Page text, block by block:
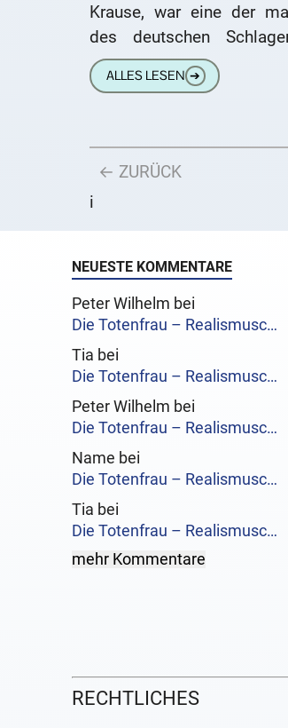
Krause, war eine der
des deutschen
Bundesrepublik
seine Karriere
ALLES LESEN ➔
← ZURÜCK
i
NEUESTE KOMMENTARE
Peter Wilhelm bei
Die Totenfrau – Realismusc…
Tia bei
Die Totenfrau – Realismusc…
Peter Wilhelm bei
Die Totenfrau – Realismusc…
Name bei
Die Totenfrau – Realismusc…
Tia bei
Die Totenfrau – Realismusc…
mehr Kommentare
RECHTLICHES